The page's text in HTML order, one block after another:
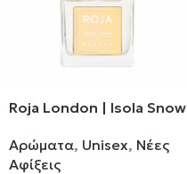
Roja London | Isola Snow
Αρώματα, Unisex, Νέες
Αφίξεις